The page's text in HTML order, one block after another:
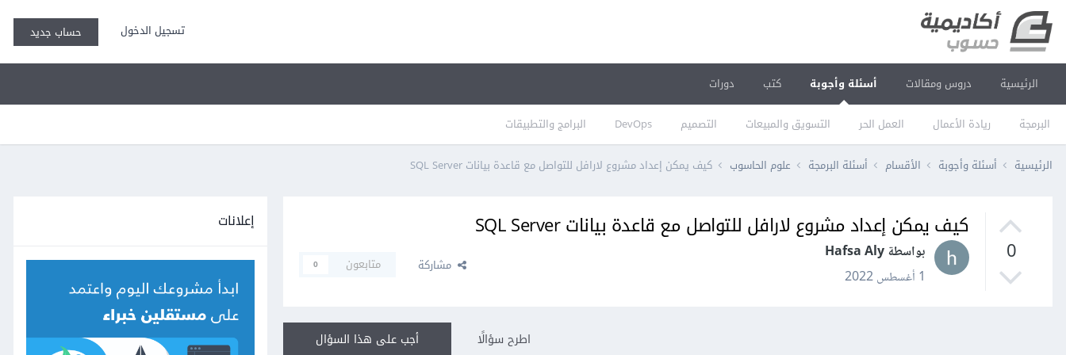
تسجيل الدخول حساب جديد
الرئيسية دروس ومقالات أسئلة وأجوبة
البرمجة ريادة الأعمال العمل الحر التسويق والمبيعات التصميم DevOps البرامج والتطبيقات
كتب دورات
الرئيسية أسئلة وأجوبة الأقسام أسئلة البرمجة علوم الحاسوب كيف يمكن إعداد مشروع لارافل للتواصل مع قاعدة بيانات SQL Server
0
كيف يمكن إعداد مشروع لارافل للتواصل مع قاعدة بيانات SQL Server
بواسطة Hafsa Aly
1 أغسطس 2022
مشاركة متابعون 0
أجب على هذا السؤال اطرح سؤالًا
إعلانات